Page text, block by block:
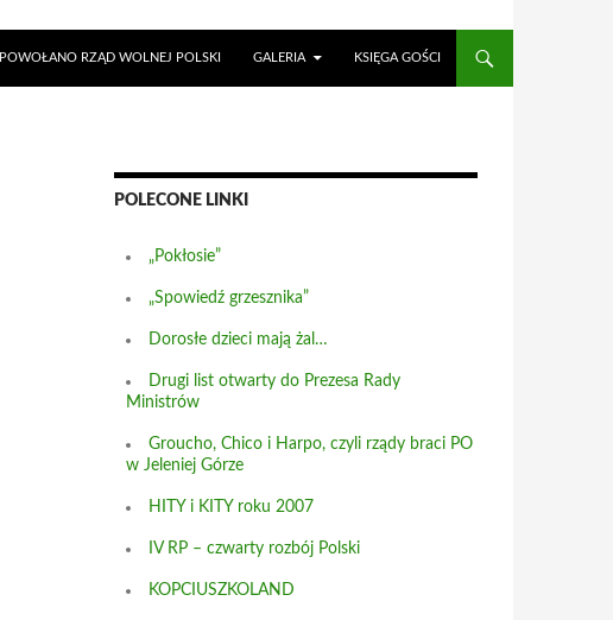
POWOŁANO RZĄD WOLNEJ POLSKI GALERIA KSIĘGA GOŚCI
POLECONE LINKI
„Pokłosie”
„Spowiedź grzesznika”
Dorosłe dzieci mają żal…
Drugi list otwarty do Prezesa Rady
Ministrów
Groucho, Chico i Harpo, czyli rządy braci PO
w Jeleniej Górze
HITY i KITY roku 2007
IV RP – czwarty rozbój Polski
KOPCIUSZKOLAND